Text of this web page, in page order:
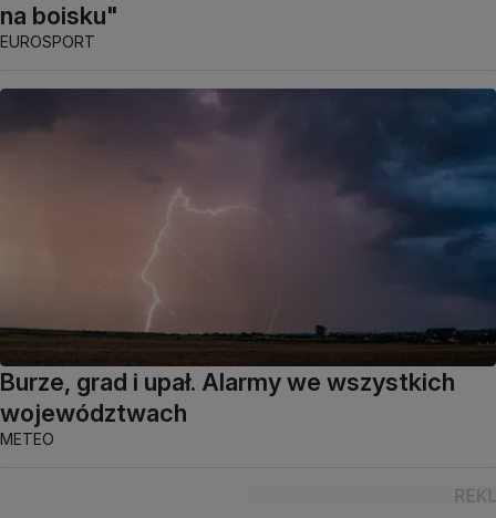
na boisku"
EUROSPORT
Burze, grad i upał. Alarmy we wszystkich
województwach
METEO